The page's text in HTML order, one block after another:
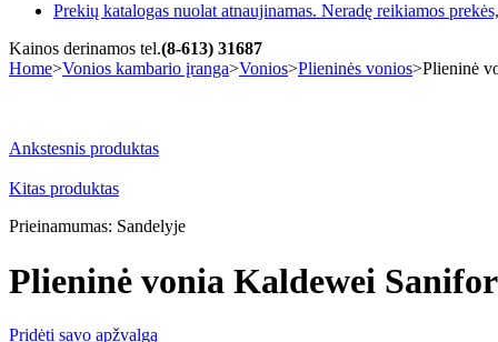
Prekių katalogas nuolat atnaujinamas. Neradę reikiamos
Kainos derinamos tel.(8-613) 31687
Home>Vonios kambario įranga>Vonios>Plieninės vonios>Plieninė
Ankstesnis produktas
Kitas produktas
Prieinamumas: Sandelyje
Plieninė vonia Kaldewei
Pridėti savo apžvalgą